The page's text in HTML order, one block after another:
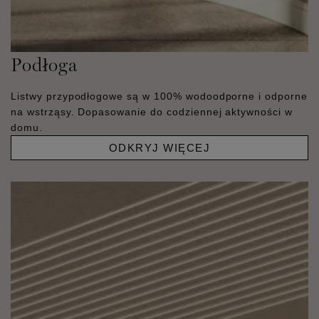
Podłoga
Listwy przypodłogowe są w 100% wodoodporne i odporne
na wstrząsy. Dopasowanie do codziennej aktywności w
domu.
ODKRYJ WIĘCEJ